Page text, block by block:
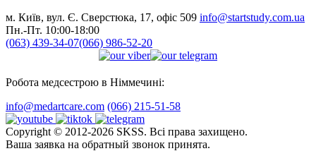
м. Київ, вул. Є. Сверстюка, 17, офіс 509 info@startstudy.com.ua
Пн.-Пт. 10:00-18:00
(063) 439-34-07(066) 986-52-20
Робота медсестрою в Німмечині:
info@medartcare.com (066) 215-51-58
Copyright © 2012-2026 SKSS. Всі права захищено.
Ваша заявка на обратный звонок принята.